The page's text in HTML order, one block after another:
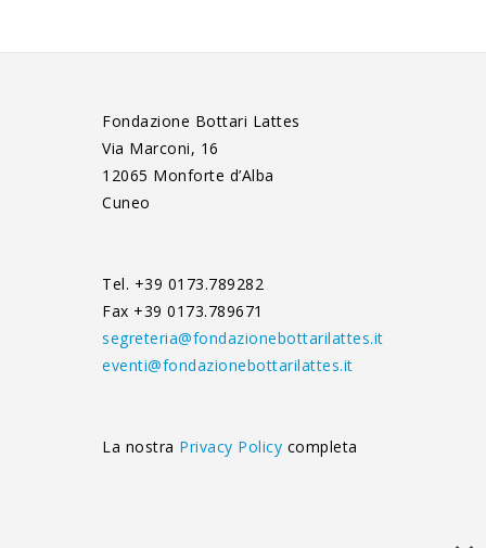
Fondazione Bottari Lattes
Via Marconi, 16
12065 Monforte d’Alba
Cuneo
Tel. +39 0173.789282
Fax +39 0173.789671
segreteria@fondazionebottarilattes.it
eventi@fondazionebottarilattes.it
La nostra Privacy Policy completa